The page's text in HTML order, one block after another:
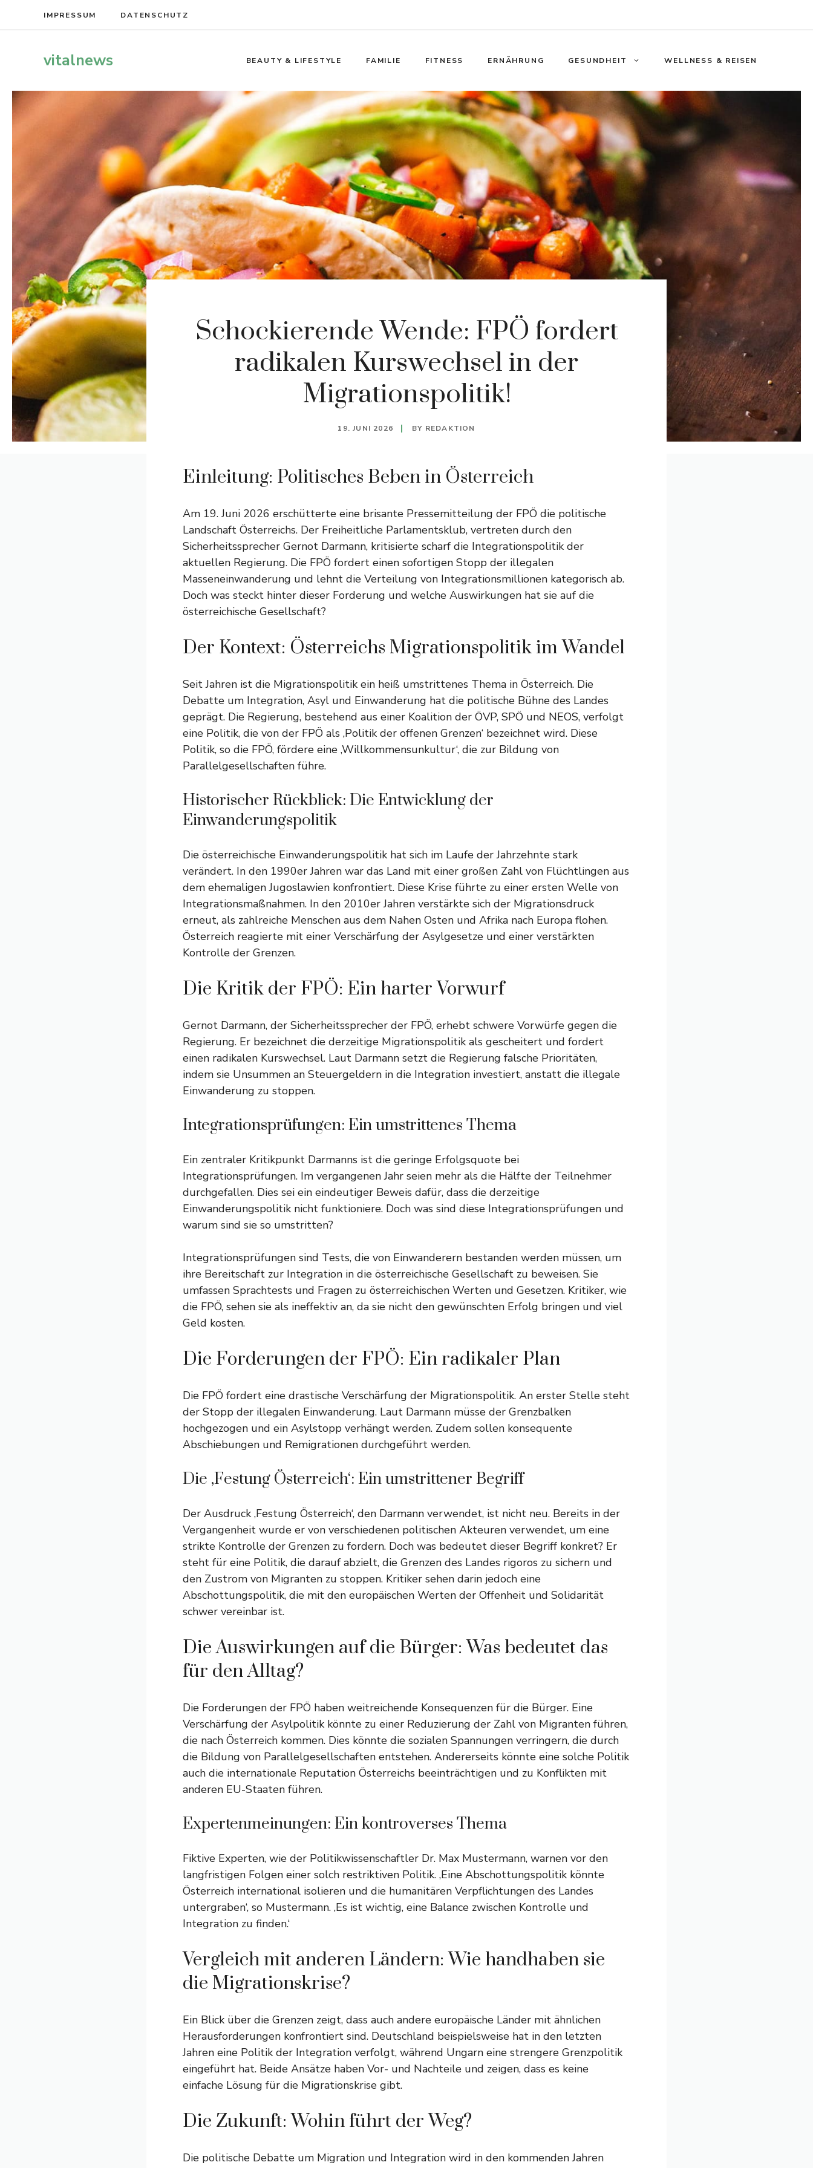
IMPRESSUM DATENSCHUTZ
vitalnews BEAUTY & LIFESTYLE FAMILIE FITNESS ERNÄHRUNG GESUNDHEIT WELLNESS & REISEN
Schockierende Wende: FPÖ fordert
radikalen Kurswechsel in der
Migrationspolitik!
19. JUNI 2026 BY REDAKTION
Einleitung: Politisches Beben in Österreich
Am 19. Juni 2026 erschütterte eine brisante Pressemitteilung der FPÖ die politische
Landschaft Österreichs. Der Freiheitliche Parlamentsklub, vertreten durch den
Sicherheitssprecher Gernot Darmann, kritisierte scharf die Integrationspolitik der
aktuellen Regierung. Die FPÖ fordert einen sofortigen Stopp der illegalen
Masseneinwanderung und lehnt die Verteilung von Integrationsmillionen kategorisch ab.
Doch was steckt hinter dieser Forderung und welche Auswirkungen hat sie auf die
österreichische Gesellschaft?
Der Kontext: Österreichs Migrationspolitik im Wandel
Seit Jahren ist die Migrationspolitik ein heiß umstrittenes Thema in Österreich. Die
Debatte um Integration, Asyl und Einwanderung hat die politische Bühne des Landes
geprägt. Die Regierung, bestehend aus einer Koalition der ÖVP, SPÖ und NEOS, verfolgt
eine Politik, die von der FPÖ als ‚Politik der offenen Grenzen‘ bezeichnet wird. Diese
Politik, so die FPÖ, fördere eine ‚Willkommensunkultur‘, die zur Bildung von
Parallelgesellschaften führe.
Historischer Rückblick: Die Entwicklung der
Einwanderungspolitik
Die österreichische Einwanderungspolitik hat sich im Laufe der Jahrzehnte stark
verändert. In den 1990er Jahren war das Land mit einer großen Zahl von Flüchtlingen aus
dem ehemaligen Jugoslawien konfrontiert. Diese Krise führte zu einer ersten Welle von
Integrationsmaßnahmen. In den 2010er Jahren verstärkte sich der Migrationsdruck
erneut, als zahlreiche Menschen aus dem Nahen Osten und Afrika nach Europa flohen.
Österreich reagierte mit einer Verschärfung der Asylgesetze und einer verstärkten
Kontrolle der Grenzen.
Die Kritik der FPÖ: Ein harter Vorwurf
Gernot Darmann, der Sicherheitssprecher der FPÖ, erhebt schwere Vorwürfe gegen die
Regierung. Er bezeichnet die derzeitige Migrationspolitik als gescheitert und fordert
einen radikalen Kurswechsel. Laut Darmann setzt die Regierung falsche Prioritäten,
indem sie Unsummen an Steuergeldern in die Integration investiert, anstatt die illegale
Einwanderung zu stoppen.
Integrationsprüfungen: Ein umstrittenes Thema
Ein zentraler Kritikpunkt Darmanns ist die geringe Erfolgsquote bei
Integrationsprüfungen. Im vergangenen Jahr seien mehr als die Hälfte der Teilnehmer
durchgefallen. Dies sei ein eindeutiger Beweis dafür, dass die derzeitige
Einwanderungspolitik nicht funktioniere. Doch was sind diese Integrationsprüfungen und
warum sind sie so umstritten?
Integrationsprüfungen sind Tests, die von Einwanderern bestanden werden müssen, um
ihre Bereitschaft zur Integration in die österreichische Gesellschaft zu beweisen. Sie
umfassen Sprachtests und Fragen zu österreichischen Werten und Gesetzen. Kritiker, wie
die FPÖ, sehen sie als ineffektiv an, da sie nicht den gewünschten Erfolg bringen und viel
Geld kosten.
Die Forderungen der FPÖ: Ein radikaler Plan
Die FPÖ fordert eine drastische Verschärfung der Migrationspolitik. An erster Stelle steht
der Stopp der illegalen Einwanderung. Laut Darmann müsse der Grenzbalken
hochgezogen und ein Asylstopp verhängt werden. Zudem sollen konsequente
Abschiebungen und Remigrationen durchgeführt werden.
Die ‚Festung Österreich‘: Ein umstrittener Begriff
Der Ausdruck ‚Festung Österreich‘, den Darmann verwendet, ist nicht neu. Bereits in der
Vergangenheit wurde er von verschiedenen politischen Akteuren verwendet, um eine
strikte Kontrolle der Grenzen zu fordern. Doch was bedeutet dieser Begriff konkret? Er
steht für eine Politik, die darauf abzielt, die Grenzen des Landes rigoros zu sichern und
den Zustrom von Migranten zu stoppen. Kritiker sehen darin jedoch eine
Abschottungspolitik, die mit den europäischen Werten der Offenheit und Solidarität
schwer vereinbar ist.
Die Auswirkungen auf die Bürger: Was bedeutet das
für den Alltag?
Die Forderungen der FPÖ haben weitreichende Konsequenzen für die Bürger. Eine
Verschärfung der Asylpolitik könnte zu einer Reduzierung der Zahl von Migranten führen,
die nach Österreich kommen. Dies könnte die sozialen Spannungen verringern, die durch
die Bildung von Parallelgesellschaften entstehen. Andererseits könnte eine solche Politik
auch die internationale Reputation Österreichs beeinträchtigen und zu Konflikten mit
anderen EU-Staaten führen.
Expertenmeinungen: Ein kontroverses Thema
Fiktive Experten, wie der Politikwissenschaftler Dr. Max Mustermann, warnen vor den
langfristigen Folgen einer solch restriktiven Politik. ‚Eine Abschottungspolitik könnte
Österreich international isolieren und die humanitären Verpflichtungen des Landes
untergraben‘, so Mustermann. ‚Es ist wichtig, eine Balance zwischen Kontrolle und
Integration zu finden.‘
Vergleich mit anderen Ländern: Wie handhaben sie
die Migrationskrise?
Ein Blick über die Grenzen zeigt, dass auch andere europäische Länder mit ähnlichen
Herausforderungen konfrontiert sind. Deutschland beispielsweise hat in den letzten
Jahren eine Politik der Integration verfolgt, während Ungarn eine strengere Grenzpolitik
eingeführt hat. Beide Ansätze haben Vor- und Nachteile und zeigen, dass es keine
einfache Lösung für die Migrationskrise gibt.
Die Zukunft: Wohin führt der Weg?
Die politische Debatte um Migration und Integration wird in den kommenden Jahren